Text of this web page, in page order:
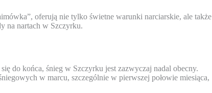
oferują nie tylko świetne warunki narciarskie, ale także
na nartach w Szczyrku.
do końca, śnieg w Szczyrku jest zazwyczaj nadal obecny.
w marcu, szczególnie w pierwszej połowie miesiąca,